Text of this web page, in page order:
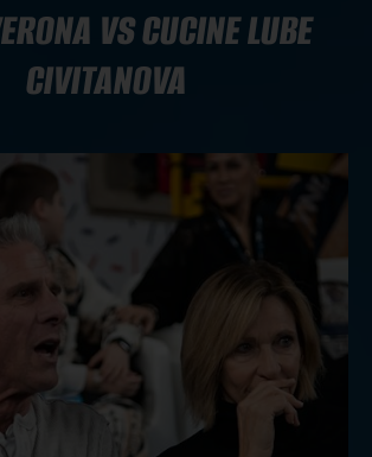
VS CUCINE LUBE
CIVITANOVA